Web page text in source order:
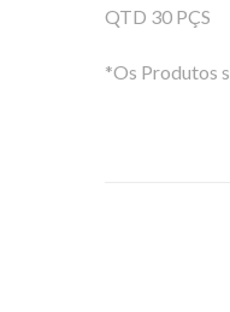
QTD 30 PÇS
*Os Produtos